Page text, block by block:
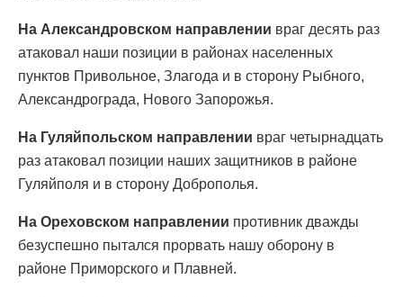
На Александровском направлении враг десять раз
атаковал наши позиции в районах населенных
пунктов Привольное, Злагода и в сторону Рыбного,
Александрограда, Нового Запорожья.
На Гуляйпольском направлении враг четырнадцать
раз атаковал позиции наших защитников в районе
Гуляйполя и в сторону Доброполья.
На Ореховском направлении противник дважды
безуспешно пытался прорвать нашу оборону в
районе Приморского и Плавней.